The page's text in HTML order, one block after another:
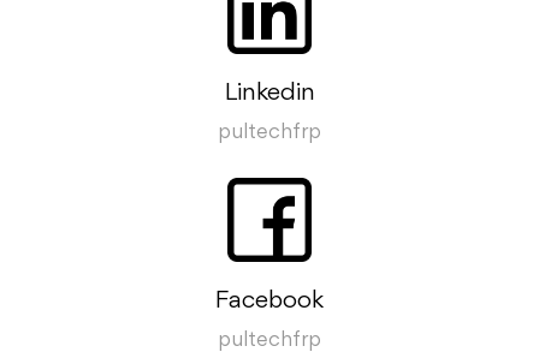
Linkedin
pultechfrp
Facebook
pultechfrp